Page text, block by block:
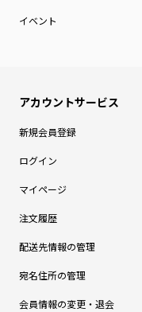
イベント
新規会員登録
ログイン
マイページ
注文履歴
配送先情報の管理
宛名住所の管理
会員情報の変更・退会